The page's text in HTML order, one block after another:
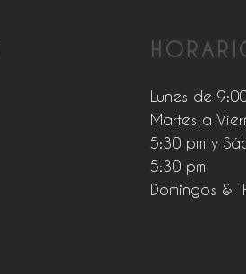
Lunes de
Martes a
5:30 pm y
5:30 pm
Domingos &